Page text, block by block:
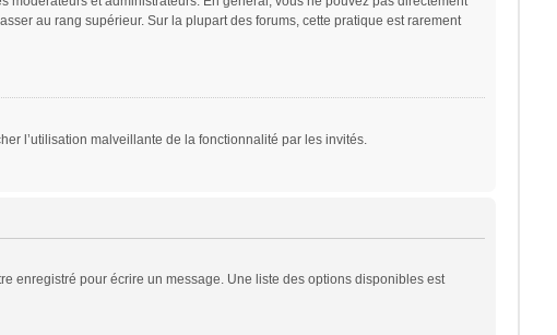
au rang supérieur. Sur la plupart des forums, cette pratique est rarement
l’utilisation malveillante de la fonctionnalité par les invités.
enregistré pour écrire un message. Une liste des options disponibles est